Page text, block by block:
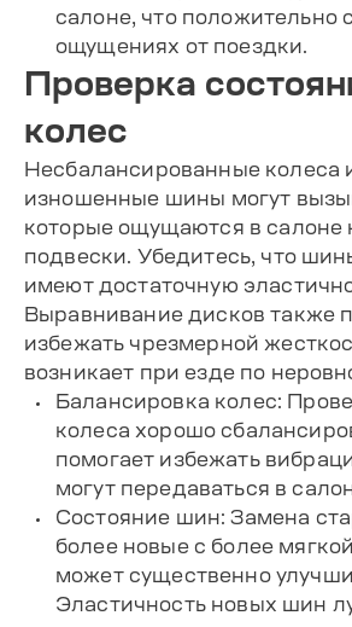
салоне, что положительно
ощущениях от поездки.
Проверка
колес
Несбалансированные колеса
изношенные шины могут
которые ощущаются в салоне
подвески. Убедитесь, что
имеют достаточную
Выравнивание дисков также
избежать чрезмерной
возникает при езде по
Балансировка колес:
колеса хорошо
помогает избежать
могут передаваться в
Состояние шин: Замена
более новые с более
может существенно
Эластичность новых шин